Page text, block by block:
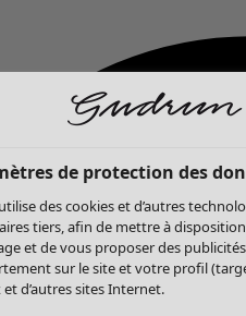
de protection des
des cookies et d’autres
tiers, afin de mettre à
et de vous proposer des
sur le site et votre profil
d’autres sites Internet.